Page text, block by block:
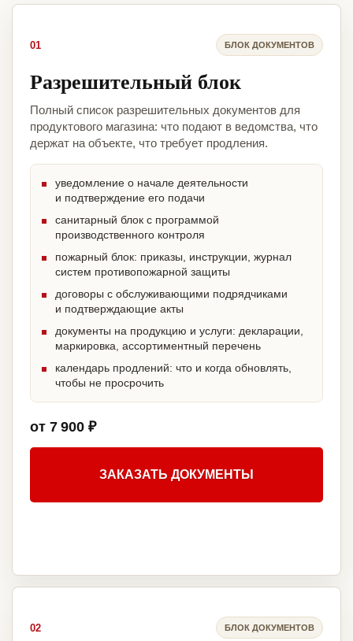
01 БЛОК ДОКУМЕНТОВ
Разрешительный блок
Полный список разрешительных документов для
продуктового магазина: что подают в ведомства, что
держат на объекте, что требует продления.
уведомление о начале деятельности
и подтверждение его подачи
санитарный блок с программой
производственного контроля
пожарный блок: приказы, инструкции, журнал
систем противопожарной защиты
договоры с обслуживающими подрядчиками
и подтверждающие акты
документы на продукцию и услуги: декларации,
маркировка, ассортиментный перечень
календарь продлений: что и когда обновлять,
чтобы не просрочить
от 7 900 ₽
ЗАКАЗАТЬ ДОКУМЕНТЫ
02 БЛОК ДОКУМЕНТОВ